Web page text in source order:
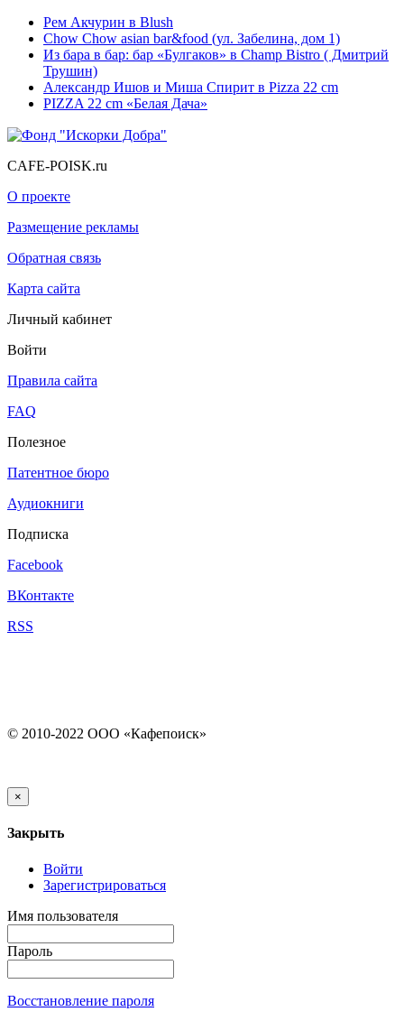
Рем Акчурин в Blush
Chow Chow asian bar&food (ул. Забелина, дом 1)
Из бара в бар: бар «Булгаков» в Champ Bistro ( Дмитрий
Трушин)
Александр Ишов и Миша Спирит в Pizza 22 cm
PIZZA 22 cm «Белая Дача»
CAFE-POISK.ru
О проекте
Размещение рекламы
Обратная связь
Карта сайта
Личный кабинет
Войти
Правила сайта
FAQ
Полезное
Патентное бюро
Аудиокниги
Подписка
Facebook
ВКонтакте
RSS
© 2010-2022 ООО «Кафепоиск»
×
Закрыть
Войти
Зарегистрироваться
Имя пользователя
Пароль
Восстановление пароля